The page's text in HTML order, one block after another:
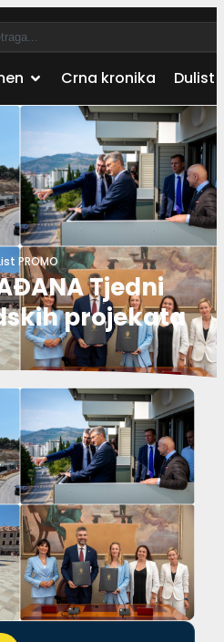
Crna kronika Dulist
PROMO
Tjedni
projekata